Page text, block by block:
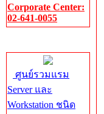
Corporate Center:
02-641-0055
ศูนย์รวมแรม
Server และ
Workstation ชนิด